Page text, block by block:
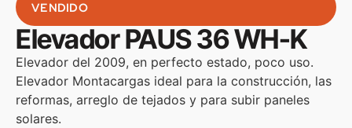
VENDIDO
Elevador PAUS 36 WH-K
Elevador del 2009, en perfecto estado, poco uso.
Elevador Montacargas ideal para la construcción, las
reformas, arreglo de tejados y para subir paneles
solares.